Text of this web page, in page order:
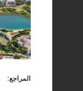
المراجع: